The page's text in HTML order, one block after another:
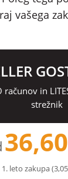
vašega
računov in
strežnik
1. leto zakupa